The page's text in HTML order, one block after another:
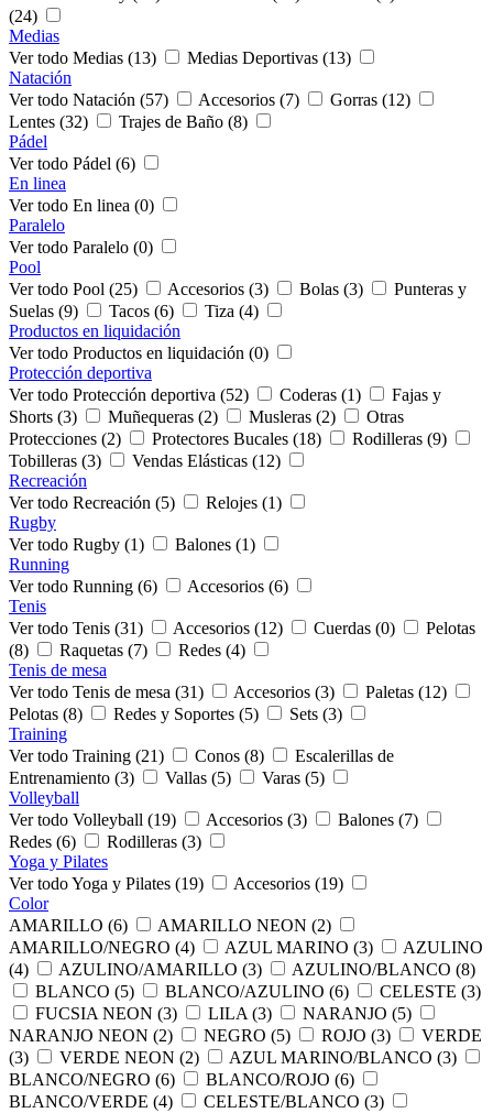
(24)
Medias
Ver todo Medias (13)
Medias Deportivas (13)
Natación
Ver todo Natación (57)
Accesorios (7)
Gorras (12)
Lentes (32)
Trajes de Baño (8)
Pádel
Ver todo Pádel (6)
En linea
Ver todo En linea (0)
Paralelo
Ver todo Paralelo (0)
Pool
Ver todo Pool (25)
Accesorios (3) Bolas (3)
Punteras y
Suelas (9)
Tacos (6)
Tiza (4)
Productos en liquidación
Ver todo Productos en liquidación (0)
Protección deportiva
Ver todo Protección deportiva (52)
Coderas (1)
Fajas y
Shorts (3)
Muñequeras (2) Musleras (2)
Otras
Protecciones (2)
Protectores Bucales (18)
Rodilleras (9)
Tobilleras (3)
Vendas Elásticas (12)
Recreación
Ver todo Recreación (5)
Relojes (1)
Rugby
Ver todo Rugby (1)
Balones (1)
Running
Ver todo Running (6)
Accesorios (6)
Tenis
Ver todo Tenis (31)
Accesorios (12) Cuerdas (0)
Pelotas
(8)
Raquetas (7)
Redes (4)
Tenis de mesa
Ver todo Tenis de mesa (31)
Accesorios (3)
Paletas (12)
Pelotas (8)
Redes y Soportes (5)
Sets (3)
Training
Ver todo Training (21)
Conos (8)
Escalerillas de
Entrenamiento (3)
Vallas (5)
Varas (5)
Volleyball
Ver todo Volleyball (19)
Accesorios (3)
Balones (7)
Redes (6)
Rodilleras (3)
Yoga y Pilates
Ver todo Yoga y Pilates (19)
Accesorios (19)
Color
AMARILLO (6)
AMARILLO NEON (2)
AMARILLO/NEGRO (4)
AZUL MARINO (3)
AZULINO
(4)
AZULINO/AMARILLO (3)
AZULINO/BLANCO (8)
BLANCO (5)
BLANCO/AZULINO (6)
CELESTE (3)
FUCSIA NEON (3)
LILA (3)
NARANJO (5)
NARANJO NEON (2)
NEGRO (5) ROJO (3)
VERDE
(3)
VERDE NEON (2)
AZUL MARINO/BLANCO (3)
BLANCO/NEGRO (6)
BLANCO/ROJO (6)
BLANCO/VERDE (4)
CELESTE/BLANCO (3)